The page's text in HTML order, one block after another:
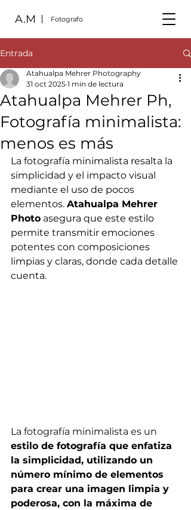
A.M Fotografo
Entrada
Atahualpa Mehrer Ph,
Fotografía minimalista:
menos es más
Atahualpa Mehrer Photography
31 oct 2025 1 min de lectura
La fotografía minimalista resalta la
simplicidad y el impacto visual
mediante el uso de pocos
elementos. Atahualpa Mehrer
Photo asegura que este estilo
permite transmitir emociones
potentes con composiciones
limpias y claras, donde cada detalle
cuenta.
La fotografía minimalista es un
estilo de fotografía que enfatiza
la simplicidad, utilizando un
número mínimo de elementos
para crear una imagen limpia y
poderosa, con la máxima de